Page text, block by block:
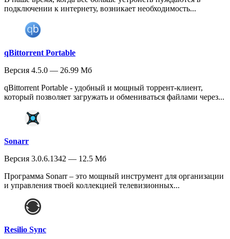
подключении к интернету, возникает необходимость...
qBittorrent Portable
Версия 4.5.0 — 26.99 Мб
qBittorrent Portable - удобный и мощный торрент-клиент,
который позволяет загружать и обмениваться файлами через...
Sonarr
Версия 3.0.6.1342 — 12.5 Мб
Программа Sonarr – это мощный инструмент для организации
и управления твоей коллекцией телевизионных...
Resilio Sync